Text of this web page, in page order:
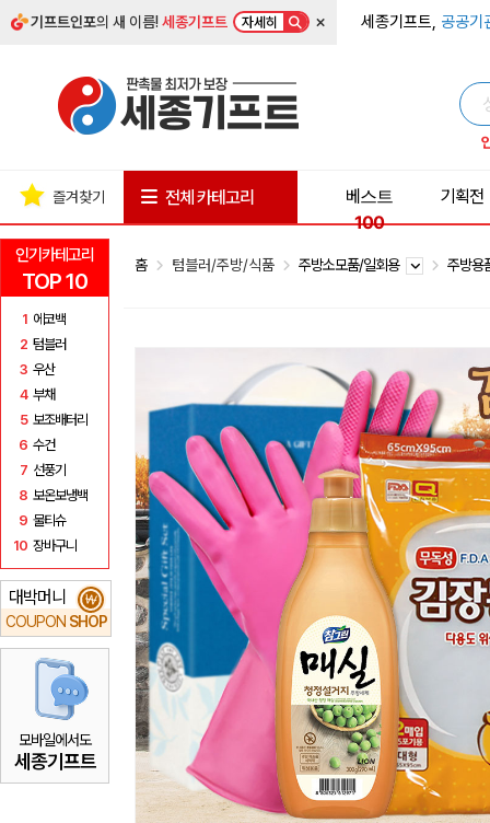
기프트인포의 새 이름!세종기프트 자세히 × 세종기프트, 공공기
인기카테고리
TOP 10
1 에코백
2 텀블러
3 우산
4 부채
5 보조배터리
6 수건
7 선풍기
8 보온보냉백
9 물티슈
10 장바구니
대박머니
COUPON SHOP
₩
모바일에서도
세종기프트
즐겨찾기 전체 카테고리
베스트
100
기획전
홈 텀블러/주방/식품 주방소모품/일회용 주방